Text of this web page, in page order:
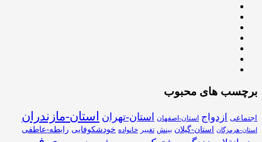
برچسب های محبوب
اجتماعی ازدواج استان-اصفهان استان-تهران استان-مازندران
استان-هرمزگان استان-گیلان بینش تغییر خانواده خودشکوفایی رابطه-عاطفی